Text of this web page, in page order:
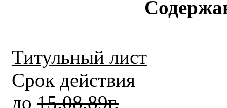
Титульный лист
Срок действия
до 15.08.89г.